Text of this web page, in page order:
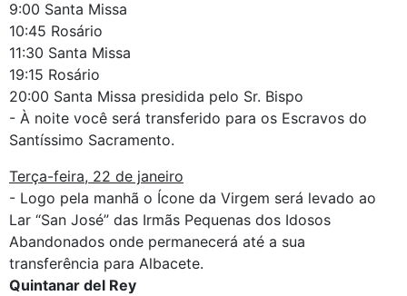
9:00 Santa Missa
10:45 Rosário
11:30 Santa Missa
19:15 Rosário
20:00 Santa Missa presidida pelo Sr. Bispo
- À noite você será transferido para os Escravos do
Santíssimo Sacramento.
Terça-feira, 22 de janeiro
- Logo pela manhã o Ícone da Virgem será levado ao
Lar “San José” das Irmãs Pequenas dos Idosos
Abandonados onde permanecerá até a sua
transferência para Albacete.
Quintanar del Rey